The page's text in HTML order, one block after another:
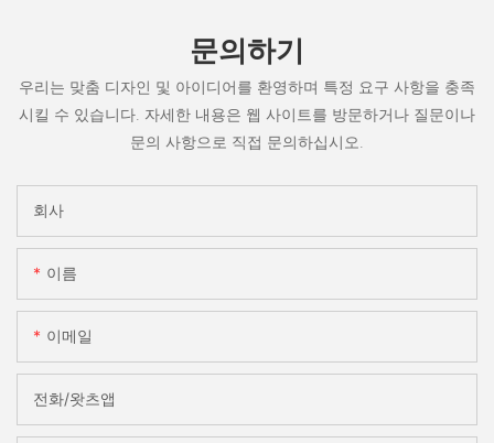
문의하기
우리는 맞춤 디자인 및 아이디어를 환영하며 특정 요구 사항을 충족
시킬 수 있습니다. 자세한 내용은 웹 사이트를 방문하거나 질문이나
문의 사항으로 직접 문의하십시오.
회사
이름
이메일
전화/왓츠앱